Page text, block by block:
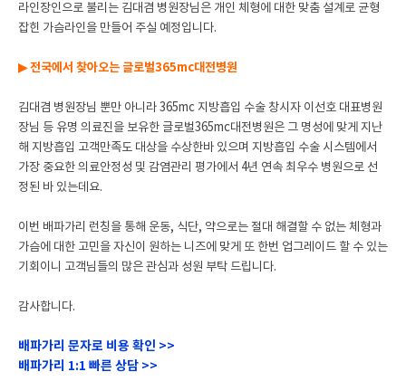
라인장인으로 불리는 김대겸 병원장님은 개인 체형에 대한 맞춤 설계로 균형
잡힌 가슴라인을 만들어 주실 예정입니다.
▶ 전국에서 찾아오는 글로벌365mc대전병원
김대겸 병원장님 뿐만 아니라 365mc 지방흡입 수술 창시자 이선호 대표병원
장님 등 유명 의료진을 보유한 글로벌365mc대전병원은 그 명성에 맞게 지난
해 지방흡입 고객만족도 대상을 수상한바 있으며 지방흡입 수술 시스템에서
가장 중요한 의료안정성 및 감염관리 평가에서 4년 연속 최우수 병원으로 선
정된 바 있는데요.
이번 배파가리 런칭을 통해 운동, 식단, 약으로는 절대 해결할 수 없는 체형과
가슴에 대한 고민을 자신이 원하는 니즈에 맞게 또 한번 업그레이드 할 수 있는
기회이니 고객님들의 많은 관심과 성원 부탁 드립니다.
감사합니다.
배파가리 문자로 비용 확인 >>
배파가리 1:1 빠른 상담 >>